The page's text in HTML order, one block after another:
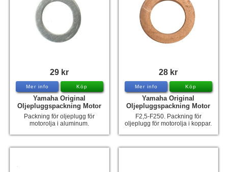
29 kr
Mer info Köp
Yamaha Original
Oljepluggspackning Motor
Packning för oljeplugg för
motorolja i aluminum.
28 kr
Mer info Köp
Yamaha Original
Oljepluggspackning Motor
F2,5-F250. Packning för
oljeplugg för motorolja i koppar.